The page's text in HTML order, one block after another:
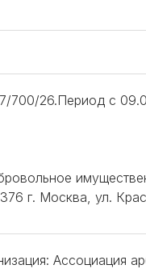
26.Период с
г. Москва, ул.
Ассоциация